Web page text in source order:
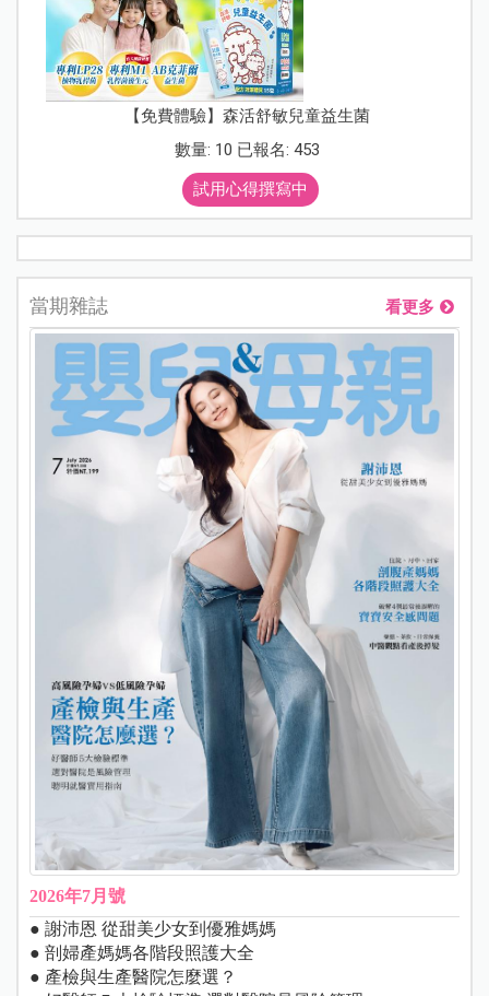
【免費體驗】森活舒敏兒童益生菌
數量: 10 已報名: 453
試用心得撰寫中
當期雜誌 看更多
2026年7月號
● 謝沛恩 從甜美少女到優雅媽媽
● 剖婦產媽媽各階段照護大全
● 產檢與生產醫院怎麼選？